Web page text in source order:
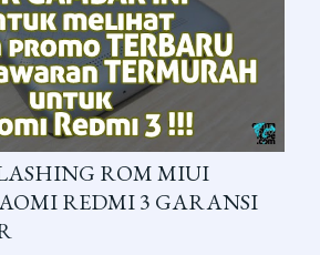
ROM MIUI
REDMI 3 GARANSI